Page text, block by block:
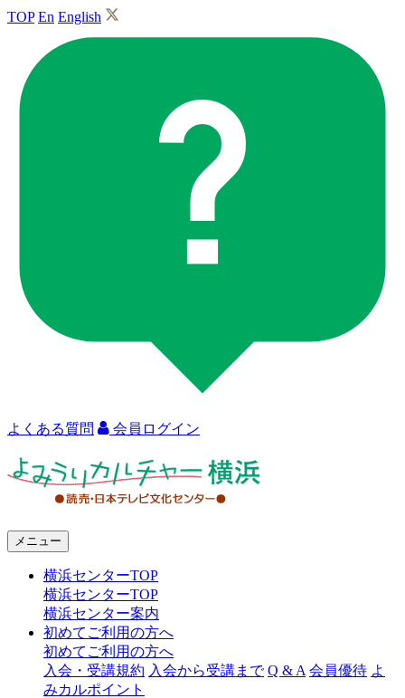
TOP En English
よくある質問 会員ログイン
ャ
メニュー
横浜センターTOP
横浜センターTOP
横浜センター案内
初めてご利用の方へ
初めてご利用の方へ
入会・受講規約 入会から受講まで Q & A 会員優待 よ
みカルポイント